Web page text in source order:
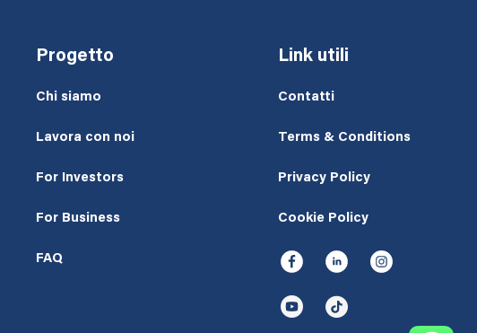
Progetto
Chi siamo
Lavora con noi
For Investors
For Business
FAQ
Link utili
Contatti
Terms & Conditions
Privacy Policy
Cookie Policy